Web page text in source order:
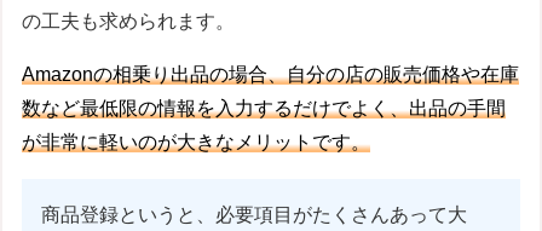
の工夫も求められます。
Amazonの相乗り出品の場合、自分の店の販売価格や在庫
数など最低限の情報を入力するだけでよく、出品の手間
が非常に軽いのが大きなメリットです。
商品登録というと、必要項目がたくさんあって大